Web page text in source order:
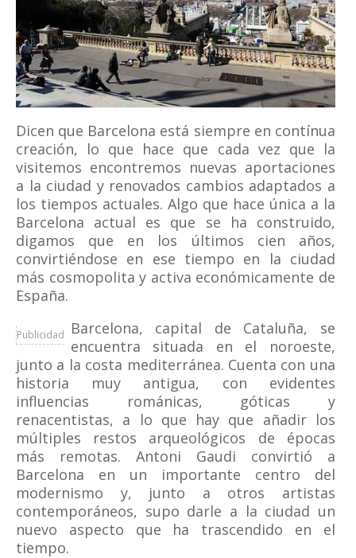
Dicen que Barcelona está siempre en contínua
creación, lo que hace que cada vez que la
visitemos encontremos nuevas aportaciones
a la ciudad y renovados cambios adaptados a
los tiempos actuales. Algo que hace única a la
Barcelona actual es que se ha construido,
digamos que en los últimos cien años,
convirtiéndose en ese tiempo en la ciudad
más cosmopolita y activa económicamente de
España.
Publicidad
Barcelona, capital de Cataluña, se
encuentra situada en el noroeste,
junto a la costa mediterránea. Cuenta con una
historia muy antigua, con evidentes
influencias románicas, góticas y
renacentistas, a lo que hay que añadir los
múltiples restos arqueológicos de épocas
más remotas. Antoni Gaudi convirtió a
Barcelona en un importante centro del
modernismo y, junto a otros artistas
contemporáneos, supo darle a la ciudad un
nuevo aspecto que ha trascendido en el
tiempo.